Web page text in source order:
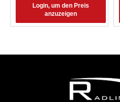
Login, um den Preis
anzuzeigen